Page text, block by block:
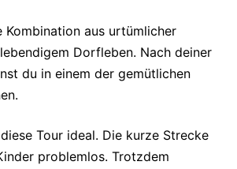
Kombination aus urtümlicher
Dorfleben. Nach deiner
du in einem der gemütlichen
Tour ideal. Die kurze Strecke
problemlos. Trotzdem